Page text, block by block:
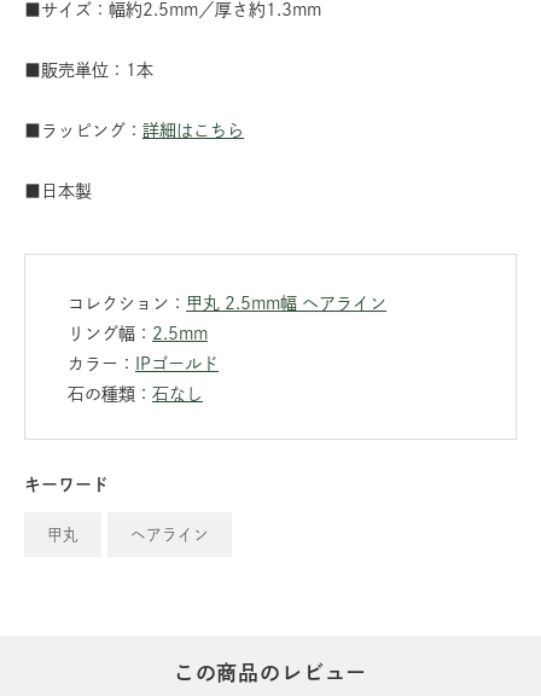
■サイズ：幅約2.5mm／厚さ約1.3mm
■販売単位：1本
■ラッピング： 詳細はこちら
■日本製
コレクション： 甲丸 2.5mm幅 ヘアライン
リング幅： 2.5mm
カラー：
IPゴールド
石の種類： 石なし
キーワード
甲丸 ヘアライン
この商品のレビュー